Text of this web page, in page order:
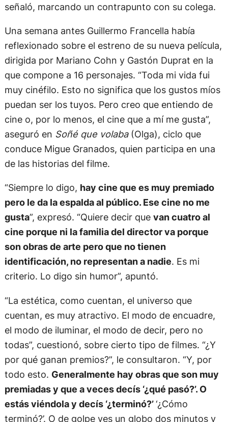
señaló, marcando un contrapunto con su colega.
Una semana antes Guillermo Francella había
reflexionado sobre el estreno de su nueva película,
dirigida por Mariano Cohn y Gastón Duprat en la
que compone a 16 personajes. “Toda mi vida fui
muy cinéfilo. Esto no significa que los gustos míos
puedan ser los tuyos. Pero creo que entiendo de
cine o, por lo menos, el cine que a mí me gusta”,
aseguró en Soñé que volaba (Olga), ciclo que
conduce Migue Granados, quien participa en una
de las historias del filme.
“Siempre lo digo, hay cine que es muy premiado
pero le da la espalda al público. Ese cine no me
gusta”, expresó. “Quiere decir que van cuatro al
cine porque ni la familia del director va porque
son obras de arte pero que no tienen
identificación, no representan a nadie. Es mi
criterio. Lo digo sin humor”, apuntó.
“La estética, como cuentan, el universo que
cuentan, es muy atractivo. El modo de encuadre,
el modo de iluminar, el modo de decir, pero no
todas”, cuestionó, sobre cierto tipo de filmes. “¿Y
por qué ganan premios?”, le consultaron. “Y, por
todo esto. Generalmente hay obras que son muy
premiadas y que a veces decís ‘¿qué pasó?’. O
estás viéndola y decís ‘¿terminó?’‘¿Cómo
terminó?’. O de golpe ves un globo dos minutos y